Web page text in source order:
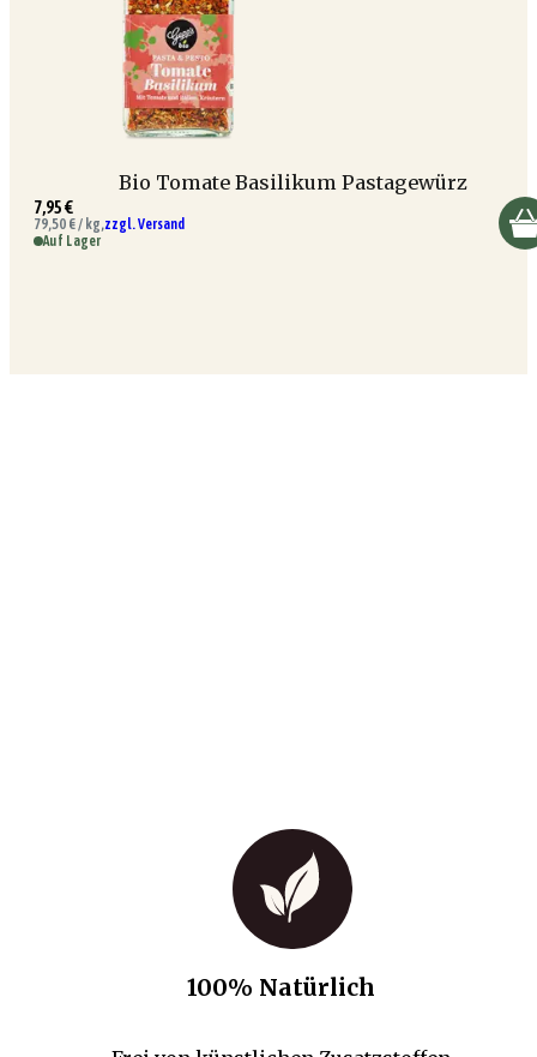
Bio Tomate Basilikum Pastagewürz
7,95 €
79,50 € / kg,zzgl. Versand
Auf Lager
100% Natürlich